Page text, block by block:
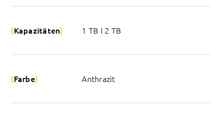
Kapazitäten 1 TB I 2 TB
Farbe Anthrazit